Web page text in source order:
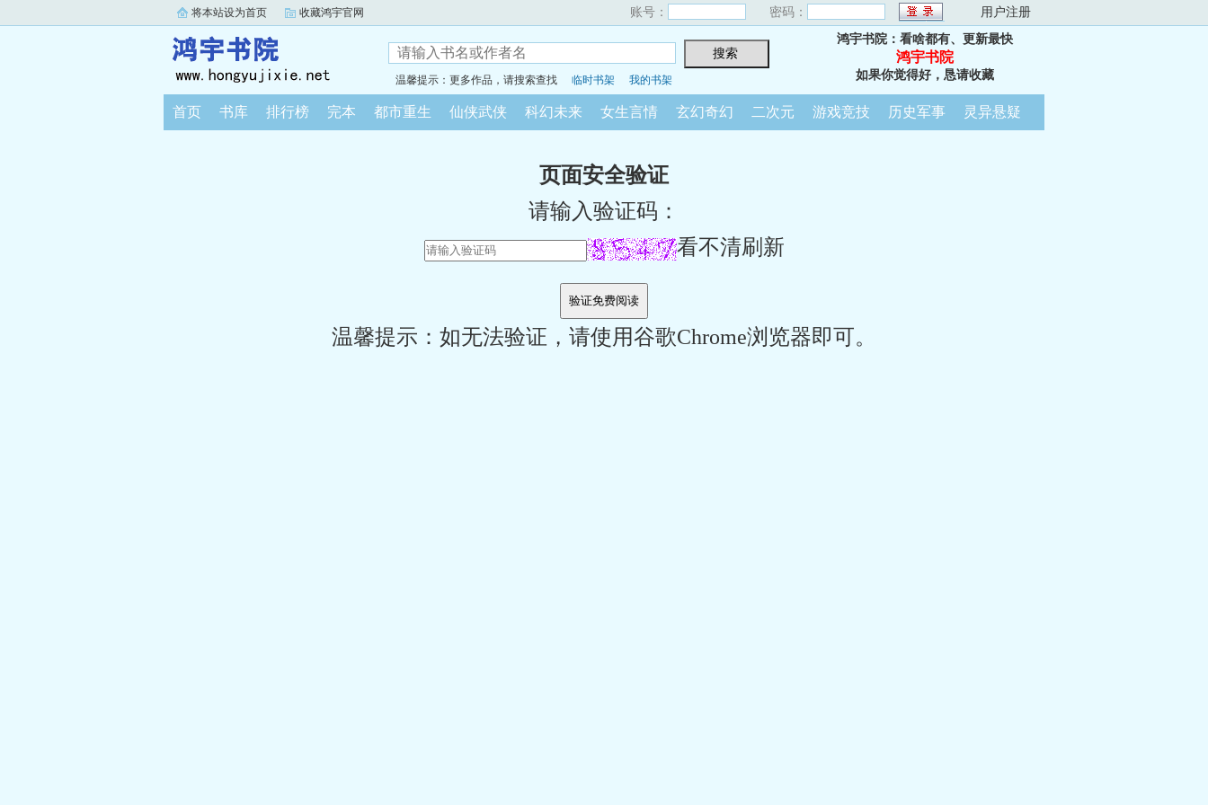
将本站设为首页 收藏鸿宇官网 账号： 密码： 用户注册
温馨提示：更多作品，请搜索查找 临时书架 我的书架
鸿宇书院：看啥都有、更新最快
鸿宇书院
如果你觉得好，恳请收藏
首页 书库 排行榜 完本 都市重生 仙侠武侠 科幻未来 女生言情 玄幻奇幻 二次元 游戏竞技 历史军事 灵异悬疑
页面安全验证
请输入验证码：
看不清刷新
温馨提示：如无法验证，请使用谷歌Chrome浏览器即可。